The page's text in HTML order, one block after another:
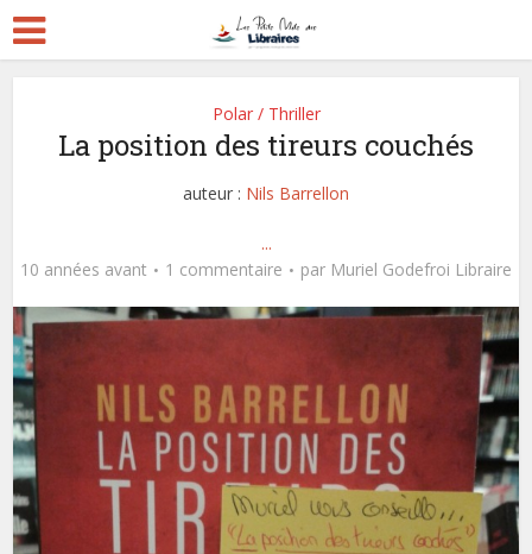
Polar / Thriller
La position des tireurs couchés
auteur : Nils Barrellon
...
10 années avant
1 commentaire par Muriel Godefroi Libraire